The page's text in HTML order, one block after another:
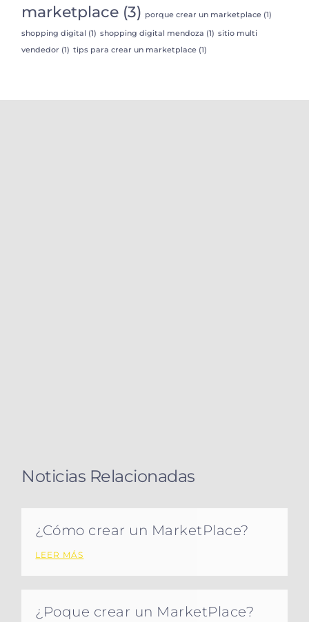
marketplace (3) porque crear un marketplace (1)
shopping digital (1) shopping digital mendoza (1) sitio multi
vendedor (1) tips para crear un marketplace (1)
Noticias Relacionadas
¿Cómo crear un MarketPlace?
LEER MÁS
¿Poque crear un MarketPlace?